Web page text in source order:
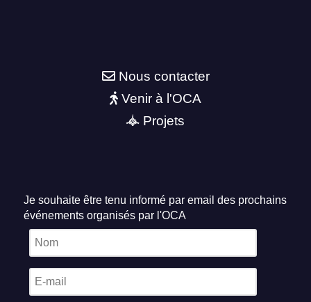
Nous contacter
Venir à l'OCA
Projets
Je souhaite être tenu informé par email des prochains
événements organisés par l'OCA